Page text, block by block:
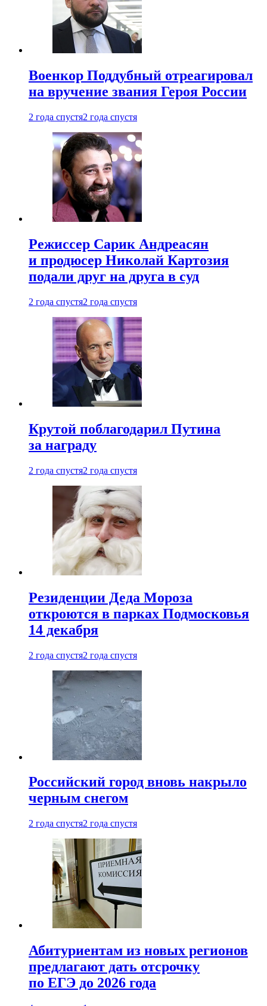
Военкор Поддубный отреагировал
на вручение звания Героя России
2 года спустя2 года спустя
Режиссер Сарик Андреасян
и продюсер Николай Картозия
подали друг на друга в суд
2 года спустя2 года спустя
Крутой поблагодарил Путина
за награду
2 года спустя2 года спустя
Резиденции Деда Мороза
откроются в парках Подмосковья
14 декабря
2 года спустя2 года спустя
Российский город вновь накрыло
черным снегом
2 года спустя2 года спустя
Абитуриентам из новых регионов
предлагают дать отсрочку
по ЕГЭ до 2026 года